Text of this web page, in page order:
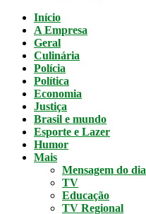
Início
A Empresa
Geral
Culinária
Polícia
Política
Economia
Justiça
Brasil e mundo
Esporte e Lazer
Humor
Mais
Mensagem do dia
TV
Educação
TV Regional